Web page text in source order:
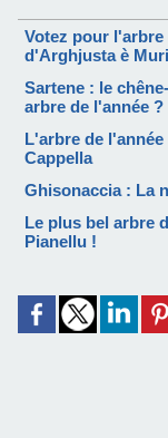
Votez pour
d'Arghjusta è
Sartene : le
arbre de l'année ?
L'arbre de
Cappella
Ghisonaccia : La
Le plus bel arbre
Pianellu !